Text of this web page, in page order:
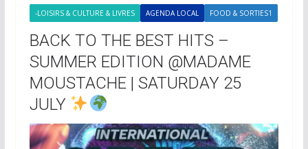
-LOISIRS & CULTURE & LIVRES AGENDA LOCAL FOOD & SORTIES1
BACK TO THE BEST HITS –
SUMMER EDITION @MADAME
MOUSTACHE | SATURDAY 25
JULY